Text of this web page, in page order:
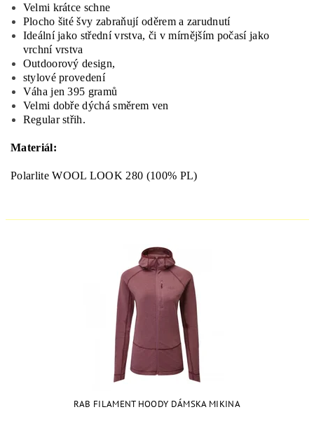
Velmi krátce schne
Plocho šité švy zabraňují oděrem a zarudnutí
Ideální jako střední vrstva, či v mírnějším počasí jako
vrchní vrstva
Outdoorový design,
stylové provedení
Váha jen 395 gramů
Velmi dobře dýchá směrem ven
Regular střih.
Materiál:
Polarlite WOOL LOOK 280 (100% PL)
RAB FILAMENT HOODY DÁMSKA MIKINA